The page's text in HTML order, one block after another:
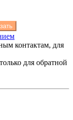
контактам, для
для обратной